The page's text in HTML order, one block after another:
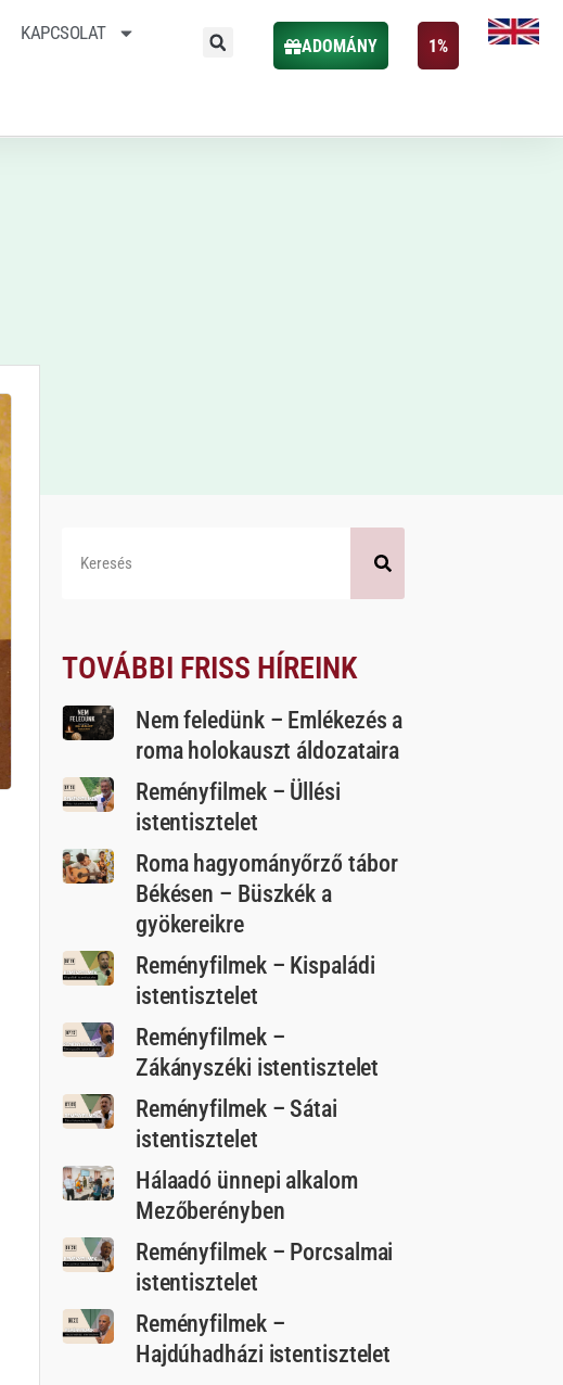
KAPCSOLAT
ADOMÁNY 1%
TOVÁBBI FRISS HÍREINK
Nem feledünk – Emlékezés a
roma holokauszt áldozataira
Reményfilmek – Üllési
istentisztelet
Roma hagyományőrző tábor
Békésen – Büszkék a
gyökereikre
Reményfilmek – Kispaládi
istentisztelet
Reményfilmek –
Zákányszéki istentisztelet
Reményfilmek – Sátai
istentisztelet
Hálaadó ünnepi alkalom
Mezőberényben
Reményfilmek – Porcsalmai
istentisztelet
Reményfilmek –
Hajdúhadházi istentisztelet